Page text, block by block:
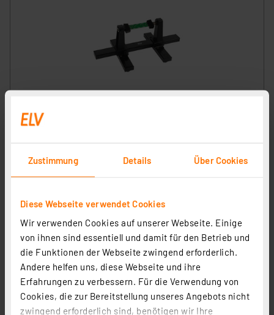
Zustimmung Details Über Cookies
Diese Webseite verwendet Cookies
Wir verwenden Cookies auf unserer Webseite. Einige
von ihnen sind essentiell und damit für den Betrieb und
die Funktionen der Webseite zwingend erforderlich.
Andere helfen uns, diese Webseite und ihre
Erfahrungen zu verbessern. Für die Verwendung von
Cookies, die zur Bereitstellung unseres Angebots nicht
zwingend erforderlich sind, benötigen wir Ihre
Artikel-Nr. 127791
9,95 €